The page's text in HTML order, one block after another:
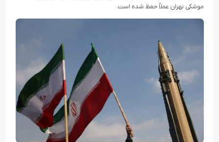
موشکی تهران عملاً حفظ شده است.